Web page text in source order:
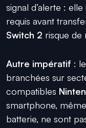
signal d’alerte :
requis avant
Switch 2 risque de
Autre impératif :
branchées sur
compatibles
smartphone,
batterie, ne sont